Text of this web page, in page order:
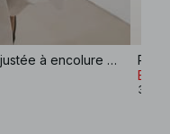
T-shirt en coton coupe ajustée à encolure cheminée
EUR
3